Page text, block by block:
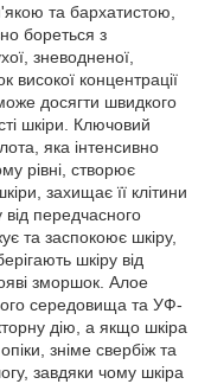
та бархатистою,
бореться з
зневодненої,
високої концентрації
досягти швидкого
шкіри. Ключовий
яка інтенсивно
рівні, створює
захищає її клітини
від передчасного
та заспокоює шкіру,
шкіру від
зморшок. Алое
середовища та УФ-
дію, а якщо шкіра
зніме свербіж та
завдяки чому шкіра